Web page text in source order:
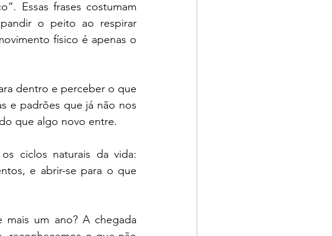
Essas frases costumam
o peito ao respirar
físico é apenas o
dentro e perceber o que
e padrões que já não nos
que algo novo entre.
ciclos naturais da vida:
e abrir-se para o que
um ano? A chegada